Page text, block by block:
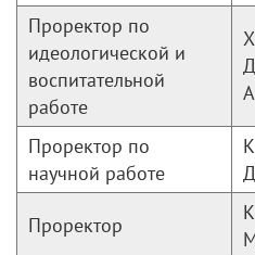
Проректор по
идеологической и
воспитательной
работе
Проректор по
научной работе
Проректор